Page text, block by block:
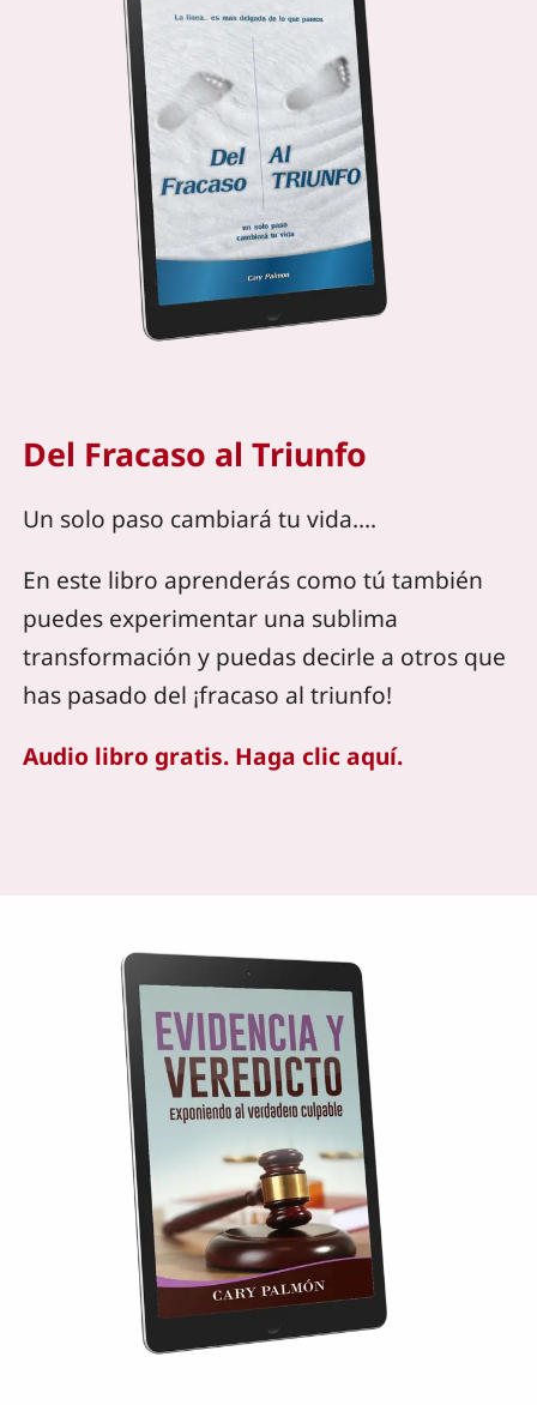
Del Fracaso al Triunfo
Un solo paso cambiará tu vida….
En este libro aprenderás como tú también
puedes experimentar una sublima
transformación y puedas decirle a otros que
has pasado del ¡fracaso al triunfo!
Audio libro gratis. Haga clic aquí.